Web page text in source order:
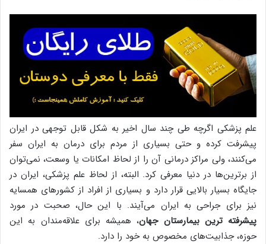
علم پزشکی اگرچه طی چند سال اخیر به شکل قابل توجهی در ایران
پیشرفت کرده و حتی بسیاری از مردم برای درمان به ایران سفر
می‌کنند، ولی مراکز درمانی آن را از لحاظ امکانات یا وسعت، نمی‌توان
از برترین‌ها در دنیا معرفی کرد. البته، از لحاظ علم پزشکی، ایران در
جایگاه بسیار بالایی قرار دارد و بسیاری از افراد از کشورهای همسایه
نیز برای جراحی به ایران می‌آیند. با این حال، صحبت در مورد
پیشرفته ترین بیمارستان جهان، همیشه برای علاقه‌مندان به این
حوزه، جذابیت‌های مخصوص به خود را دارد.